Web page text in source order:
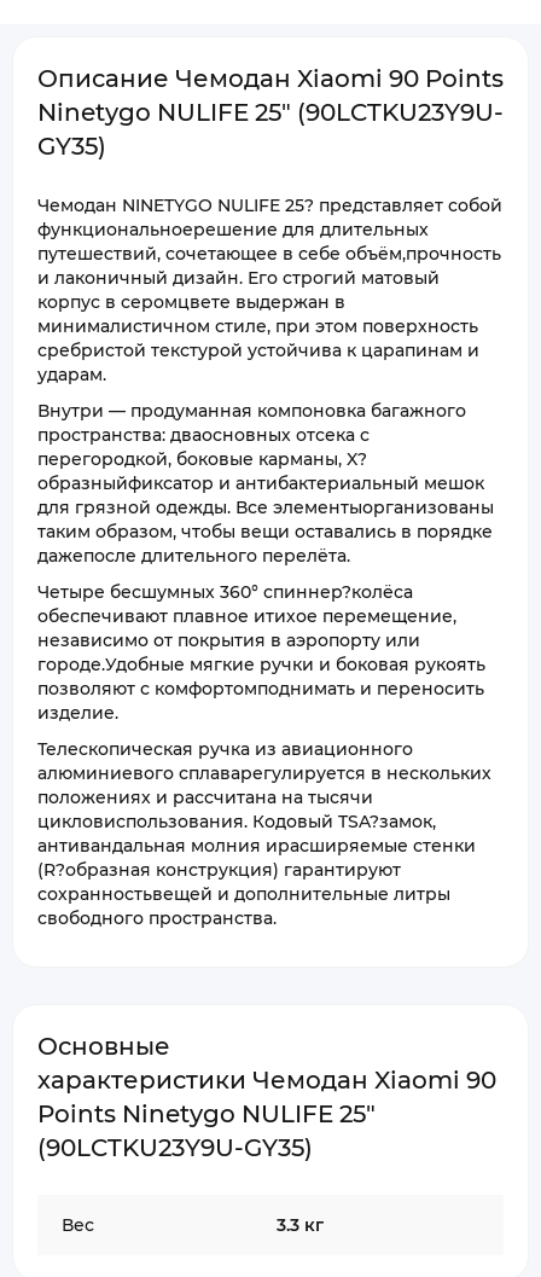
Описание Чемодан Xiaomi 90 Points
Ninetygo NULIFE 25" (90LCTKU23Y9U-
GY35)
Чемодан NINETYGO NULIFE 25? представляет собой
функциональноерешение для длительных
путешествий, сочетающее в себе объём,прочность
и лаконичный дизайн. Его строгий матовый
корпус в серомцвете выдержан в
минималистичном стиле, при этом поверхность
сребристой текстурой устойчива к царапинам и
ударам.
Внутри — продуманная компоновка багажного
пространства: дваосновных отсека с
перегородкой, боковые карманы, X?
образныйфиксатор и антибактериальный мешок
для грязной одежды. Все элементыорганизованы
таким образом, чтобы вещи оставались в порядке
дажепосле длительного перелёта.
Четыре бесшумных 360° спиннер?колёса
обеспечивают плавное итихое перемещение,
независимо от покрытия в аэропорту или
городе.Удобные мягкие ручки и боковая рукоять
позволяют с комфортомподнимать и переносить
изделие.
Телескопическая ручка из авиационного
алюминиевого сплаварегулируется в нескольких
положениях и рассчитана на тысячи
цикловиспользования. Кодовый TSA?замок,
антивандальная молния ирасширяемые стенки
(R?образная конструкция) гарантируют
сохранностьвещей и дополнительные литры
свободного пространства.
Основные
характеристики Чемодан Xiaomi 90
Points Ninetygo NULIFE 25"
(90LCTKU23Y9U-GY35)
Вес 3.3 кг